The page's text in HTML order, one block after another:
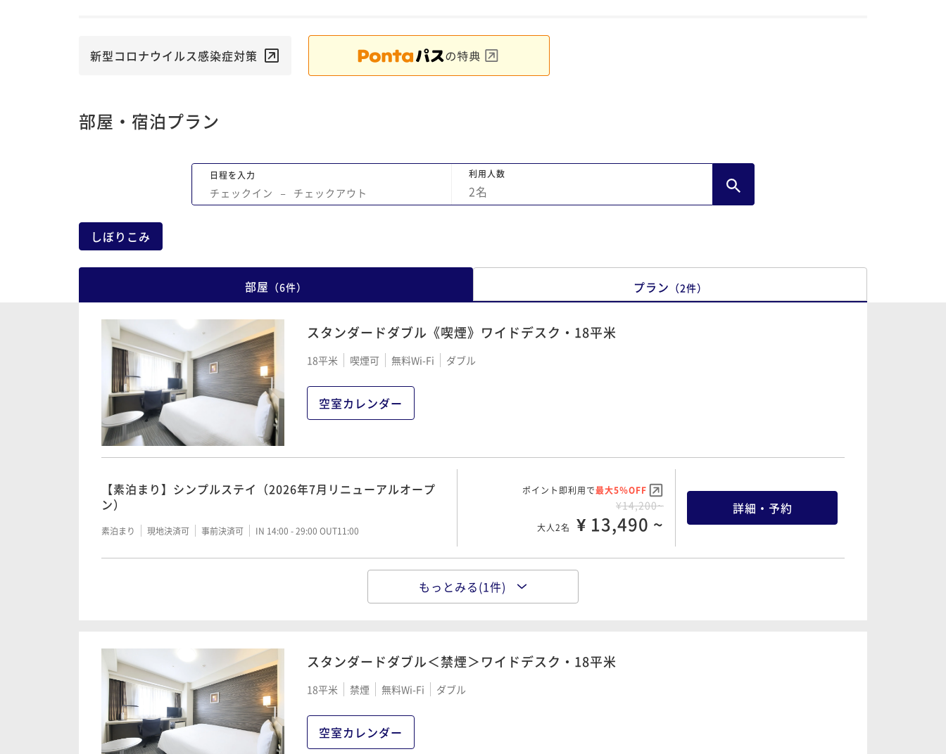
新型コロナウイルス感染症対策
部屋・宿泊プラン
日程を入力
チェックイン − チェックアウト
利用人数
2名
しぼりこみ
部屋 （6件） プラン （2件）
スタンダードダブル《喫煙》ワイドデスク・18平米
18平米 喫煙可 無料Wi-Fi ダブル
空室カレンダー
【素泊まり】シンプルステイ（2026年7月リニューアルオープ
ン）
素泊まり 現地決済可 事前決済可 IN 14:00 - 29:00 OUT11:00
ポイント即利用で最大5％OFF
¥14,200~
大人2名 ¥ 13,490 ~
詳細・予約
【朝食付き】シンプルステイ（2026年7月リニューアルオープ
ポイント即利用で
もっとみる(1件)
スタンダードダブル＜禁煙＞ワイドデスク・18平米
18平米 禁煙 無料Wi-Fi ダブル
空室カレンダー